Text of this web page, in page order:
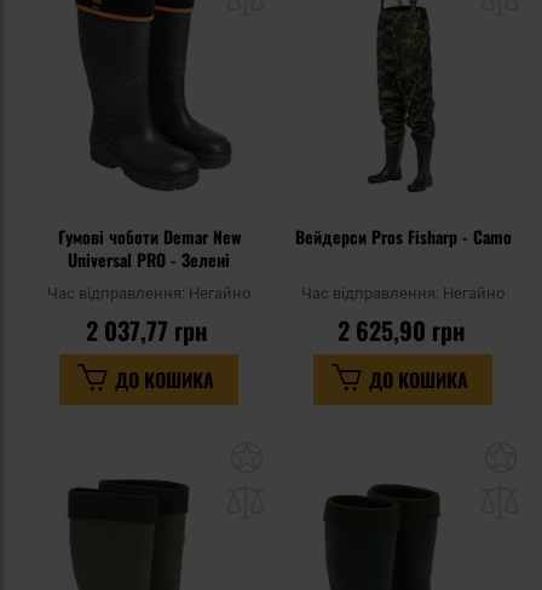
Гумові чоботи Demar New
Universal PRO - Зелені
Час відправлення: Негайно
2 037,77 грн
ДО КОШИКА
Вейдерси Pros Fisharp - Camo
Час відправлення: Негайно
2 625,90 грн
ДО КОШИКА
списку
уподобань